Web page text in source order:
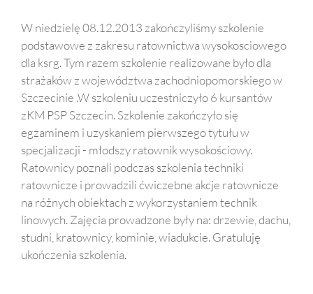
W niedzielę 08.12.2013 zakończyliśmy szkolenie
podstawowe z zakresu ratownictwa wysokosciowego
dla ksrg. Tym razem szkolenie realizowane było dla
strażaków z województwa zachodniopomorskiego w
Szczecinie .W szkoleniu uczestniczyło 6 kursantów
zKM PSP Szczecin. Szkolenie zakończyło się
egzaminem i uzyskaniem pierwszego tytułu w
specjalizacji - młodszy ratownik wysokościowy.
Ratownicy poznali podczas szkolenia techniki
ratownicze i prowadzili ćwiczebne akcje ratownicze
na różnych obiektach z wykorzystaniem technik
linowych. Zajęcia prowadzone były na: drzewie, dachu,
studni, kratownicy, kominie, wiadukcie. Gratuluję
ukończenia szkolenia.